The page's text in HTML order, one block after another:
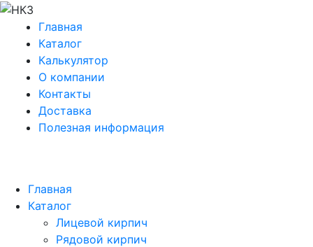
Главная
Каталог
Калькулятор
О компании
Контакты
Доставка
Полезная информация
Главная
Каталог
Лицевой кирпич
Рядовой кирпич